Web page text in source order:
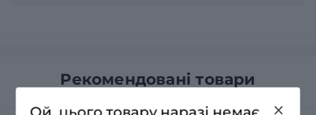
Рекомендовані товари